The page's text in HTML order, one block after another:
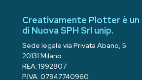
Creativamente Plotter è un
di Nuova SPH Srl unip.
Sede legale via Privata Abano, 5
20131 Milano
REA: 1992807
P.IVA: 07947740960